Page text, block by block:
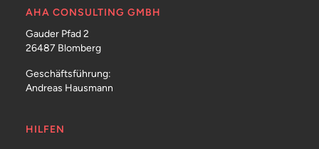
AHA CONSULTING GMBH
Gauder Pfad 2
26487 Blomberg
Geschäftsführung:
Andreas Hausmann
HILFEN